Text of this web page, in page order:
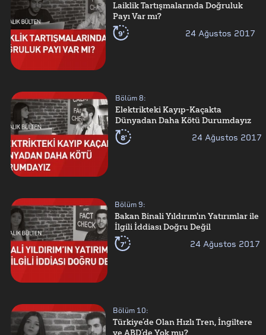
Laiklik Tartışmalarında Doğruluk
Payı Var mı?
9' 24 Ağustos 2017
Bölüm8:
Elektrikteki Kayıp-Kaçakta
Dünyadan Daha Kötü Durumdayız
8' 24 Ağustos 2017
Bölüm9:
Bakan Binali Yıldırım'ın Yatırımlar ile
İlgili İddiası Doğru Değil
7' 24 Ağustos 2017
Bölüm 10:
Türkiye’de Olan Hızlı Tren, İngiltere